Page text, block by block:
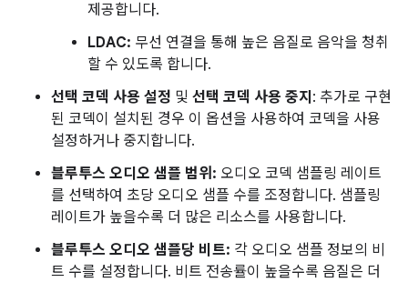
제공합니다.
LDAC: 무선 연결을 통해 높은 음질로 음악을 청취
할 수 있도록 합니다.
선택 코덱 사용 설정 및 선택 코덱 사용 중지 : 추가로 구현
된 코덱이 설치된 경우 이 옵션을 사용하여 코덱을 사용
설정하거나 중지합니다.
블루투스 오디오 샘플 범위: 오디오 코덱 샘플링 레이트
를 선택하여 초당 오디오 샘플 수를 조정합니다. 샘플링
레이트가 높을수록 더 많은 리소스를 사용합니다.
블루투스 오디오 샘플당 비트: 각 오디오 샘플 정보의 비
트 수를 설정합니다. 비트 전송률이 높을수록 음질은 더